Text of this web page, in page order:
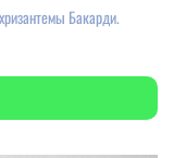
Бакарди.